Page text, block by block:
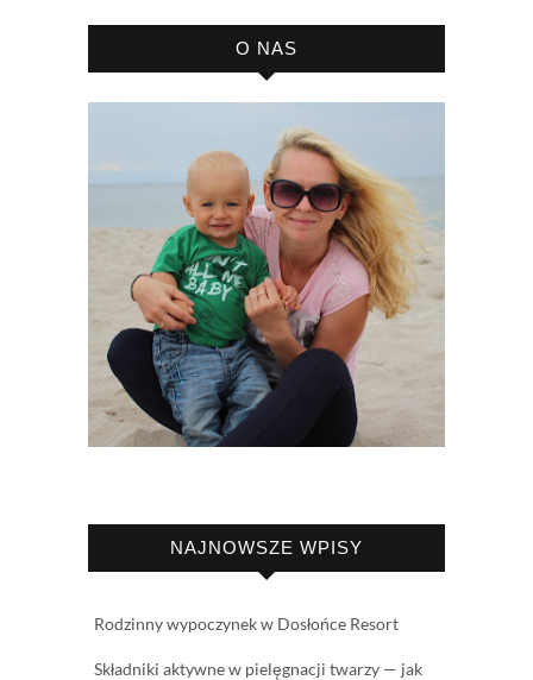
O NAS
NAJNOWSZE WPISY
Rodzinny wypoczynek w Dosłońce Resort
Składniki aktywne w pielęgnacji twarzy — jak